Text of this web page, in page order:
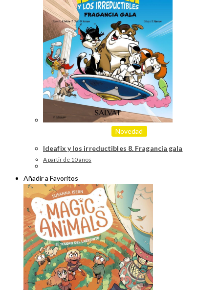
Novedad
Ideafix y los irreductibles 8. Fragancia gala
A partir de 10 años
Añadir a Favoritos